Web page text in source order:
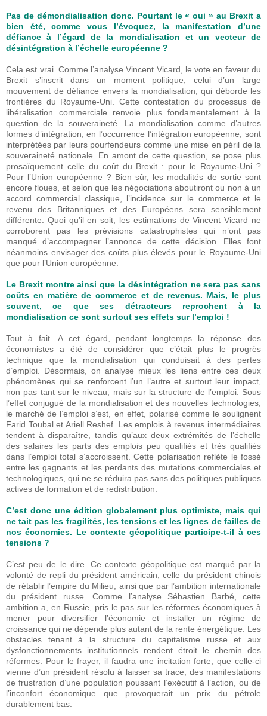
Pas de démondialisation donc. Pourtant le « oui » au Brexit a
bien été, comme vous l’évoquez, la manifestation d’une
défiance à l’égard de la mondialisation et un vecteur de
désintégration à l’échelle européenne ?
Cela est vrai. Comme l’analyse Vincent Vicard, le vote en faveur du
Brexit s’inscrit dans un moment politique, celui d’un large
mouvement de défiance envers la mondialisation, qui déborde les
frontières du Royaume-Uni. Cette contestation du processus de
libéralisation commerciale renvoie plus fondamentalement à la
question de la souveraineté. La mondialisation comme d’autres
formes d’intégration, en l’occurrence l’intégration européenne, sont
interprétées par leurs pourfendeurs comme une mise en péril de la
souveraineté nationale. En amont de cette question, se pose plus
prosaïquement celle du coût du Brexit : pour le Royaume-Uni ?
Pour l’Union européenne ? Bien sûr, les modalités de sortie sont
encore floues, et selon que les négociations aboutiront ou non à un
accord commercial classique, l’incidence sur le commerce et le
revenu des Britanniques et des Européens sera sensiblement
différente. Quoi qu’il en soit, les estimations de Vincent Vicard ne
corroborent pas les prévisions catastrophistes qui n’ont pas
manqué d’accompagner l’annonce de cette décision. Elles font
néanmoins envisager des coûts plus élevés pour le Royaume-Uni
que pour l’Union européenne.
Le Brexit montre ainsi que la désintégration ne sera pas sans
coûts en matière de commerce et de revenus. Mais, le plus
souvent, ce que ses détracteurs reprochent à la
mondialisation ce sont surtout ses effets sur l’emploi !
Tout à fait. A cet égard, pendant longtemps la réponse des
économistes a été de considérer que c’était plus le progrès
technique que la mondialisation qui conduisait à des pertes
d’emploi. Désormais, on analyse mieux les liens entre ces deux
phénomènes qui se renforcent l’un l’autre et surtout leur impact,
non pas tant sur le niveau, mais sur la structure de l’emploi. Sous
l’effet conjugué de la mondialisation et des nouvelles technologies,
le marché de l’emploi s’est, en effet, polarisé comme le soulignent
Farid Toubal et Ariell Reshef. Les emplois à revenus intermédiaires
tendent à disparaître, tandis qu’aux deux extrémités de l’échelle
des salaires les parts des emplois peu qualifiés et très qualifiés
dans l’emploi total s’accroissent. Cette polarisation reflète le fossé
entre les gagnants et les perdants des mutations commerciales et
technologiques, qui ne se réduira pas sans des politiques publiques
actives de formation et de redistribution.
C’est donc une édition globalement plus optimiste, mais qui
ne tait pas les fragilités, les tensions et les lignes de failles de
nos économies. Le contexte géopolitique participe-t-il à ces
tensions ?
C’est peu de le dire. Ce contexte géopolitique est marqué par la
volonté de repli du président américain, celle du président chinois
de rétablir l’empire du Milieu, ainsi que par l’ambition internationale
du président russe. Comme l’analyse Sébastien Barbé, cette
ambition a, en Russie, pris le pas sur les réformes économiques à
mener pour diversifier l’économie et installer un régime de
croissance qui ne dépende plus autant de la rente énergétique. Les
obstacles tenant à la structure du capitalisme russe et aux
dysfonctionnements institutionnels rendent étroit le chemin des
réformes. Pour le frayer, il faudra une incitation forte, que celle-ci
vienne d’un président résolu à laisser sa trace, des manifestations
de frustration d’une population poussant l’exécutif à l’action, ou de
l’inconfort économique que provoquerait un prix du pétrole
durablement bas.